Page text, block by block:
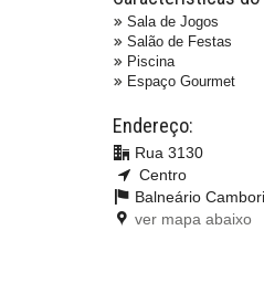
Sala de Jogos
Salão de Festas
Piscina
Espaço Gourmet
Endereço:
Rua 3130
Centro
Balneário
ver mapa abaixo